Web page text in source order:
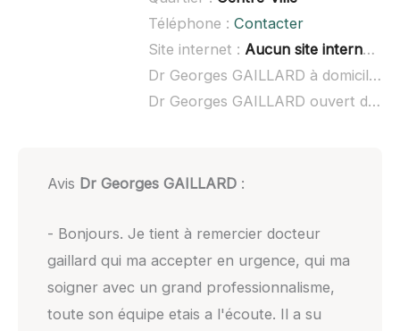
Téléphone : Contacter
Site internet : Aucun site internet connu
Dr Georges GAILLARD à domicile :
Dr Georges GAILLARD ouvert dimanche :
Avis Dr Georges GAILLARD:
- Bonjours. Je tient à remercier docteur
gaillard qui ma accepter en urgence, qui ma
soigner avec un grand professionnalisme,
toute son équipe etais a l'écoute. Il a su